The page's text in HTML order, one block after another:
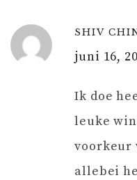
SHIV
juni 16,
Ik doe
leuke
voorkeur
allebei